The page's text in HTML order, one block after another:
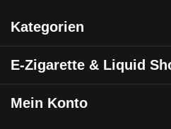
Kategorien
E-Zigarette & Liquid
Mein Konto